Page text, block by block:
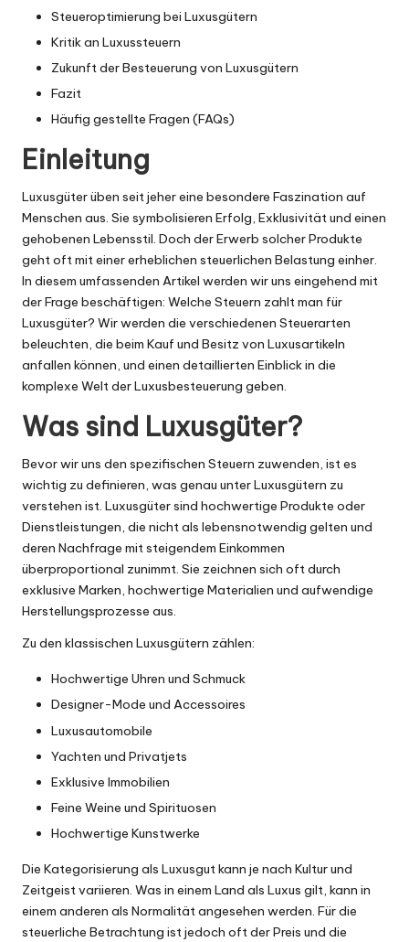
Steueroptimierung bei Luxusgütern
Kritik an Luxussteuern
Zukunft der Besteuerung von Luxusgütern
Fazit
Häufig gestellte Fragen (FAQs)
Einleitung
Luxusgüter üben seit jeher eine besondere Faszination auf
Menschen aus. Sie symbolisieren Erfolg, Exklusivität und einen
gehobenen Lebensstil. Doch der Erwerb solcher Produkte
geht oft mit einer erheblichen steuerlichen Belastung einher.
In diesem umfassenden Artikel werden wir uns eingehend mit
der Frage beschäftigen: Welche Steuern zahlt man für
Luxusgüter? Wir werden die verschiedenen Steuerarten
beleuchten, die beim Kauf und Besitz von Luxusartikeln
anfallen können, und einen detaillierten Einblick in die
komplexe Welt der Luxusbesteuerung geben.
Was sind Luxusgüter?
Bevor wir uns den spezifischen Steuern zuwenden, ist es
wichtig zu definieren, was genau unter Luxusgütern zu
verstehen ist. Luxusgüter sind hochwertige Produkte oder
Dienstleistungen, die nicht als lebensnotwendig gelten und
deren Nachfrage mit steigendem Einkommen
überproportional zunimmt. Sie zeichnen sich oft durch
exklusive Marken, hochwertige Materialien und aufwendige
Herstellungsprozesse aus.
Zu den klassischen Luxusgütern zählen:
Hochwertige Uhren und Schmuck
Designer-Mode und Accessoires
Luxusautomobile
Yachten und Privatjets
Exklusive Immobilien
Feine Weine und Spirituosen
Hochwertige Kunstwerke
Die Kategorisierung als Luxusgut kann je nach Kultur und
Zeitgeist variieren. Was in einem Land als Luxus gilt, kann in
einem anderen als Normalität angesehen werden. Für die
steuerliche Betrachtung ist jedoch oft der Preis und die